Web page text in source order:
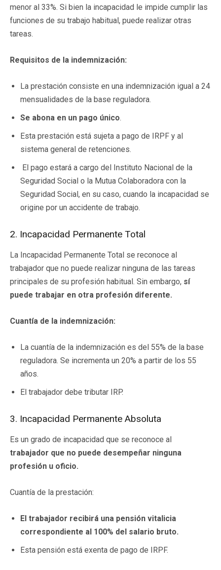
menor al 33%. Si bien la incapacidad le impide cumplir las
funciones de su trabajo habitual, puede realizar otras
tareas.
Requisitos de la indemnización:
La prestación consiste en una indemnización igual a 24
mensualidades de la base reguladora.
Se abona en un pago único.
Esta prestación está sujeta a pago de IRPF y al
sistema general de retenciones.
El pago estará a cargo del Instituto Nacional de la
Seguridad Social o la Mutua Colaboradora con la
Seguridad Social, en su caso, cuando la incapacidad se
origine por un accidente de trabajo.
2. Incapacidad Permanente Total
La Incapacidad Permanente Total se reconoce al
trabajador que no puede realizar ninguna de las tareas
principales de su profesión habitual. Sin embargo, sí
puede trabajar en otra profesión diferente.
Cuantía de la indemnización:
La cuantía de la indemnización es del 55% de la base
reguladora. Se incrementa un 20% a partir de los 55
años.
El trabajador debe tributar IRP.
3. Incapacidad Permanente Absoluta
Es un grado de incapacidad que se reconoce al
trabajador que no puede desempeñar ninguna
profesión u oficio.
Cuantía de la prestación:
El trabajador recibirá una pensión vitalicia
correspondiente al 100% del salario bruto.
Esta pensión está exenta de pago de IRPF.